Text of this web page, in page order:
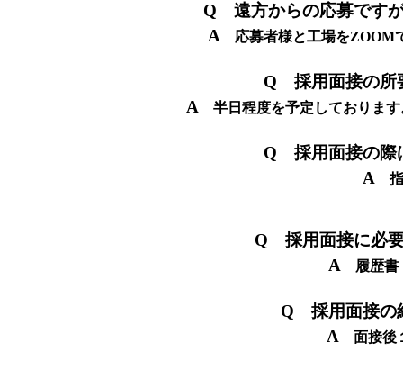
Q 遠方からの応募です
A 応募者様と工場をZOOM
Q 採用面接の所
A 半日程度を予定しておりま
Q 採用面接の際
A 指
Q 採用面接に必
A 履歴書
Q 採用面接の
A 面接後